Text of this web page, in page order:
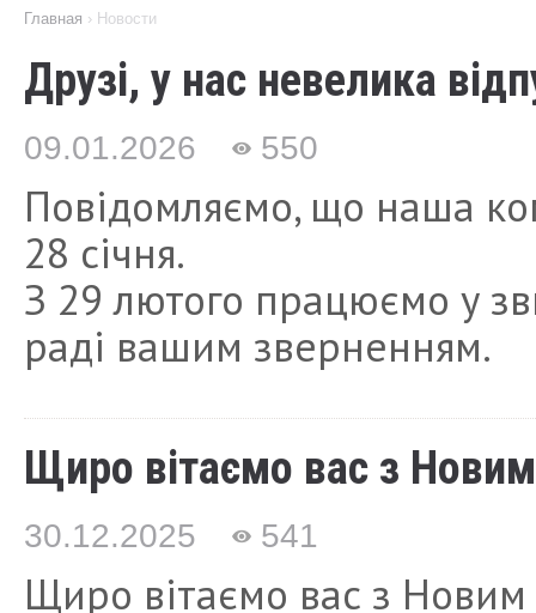
Главная › Новости
Друзі, у нас невелика
09.01.2026 550
Повідомляємо, що наша
28 січня.
З 29 лютого працюємо у
раді вашим зверненням.
Щиро вітаємо вас з
30.12.2025 541
Щиро вітаємо вас з